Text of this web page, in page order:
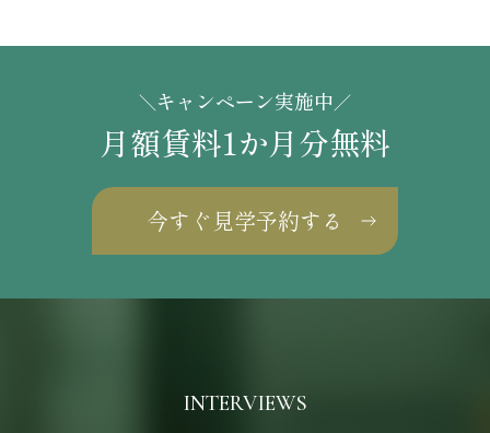
＼キャンペーン実施中／
月額賃料1か月分無料
今すぐ見学予約する
INTERVIEWS